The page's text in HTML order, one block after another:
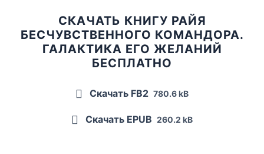
СКАЧАТЬ КНИГУ РАЙЯ
БЕСЧУВСТВЕННОГО КОМАНДОРА.
ГАЛАКТИКА ЕГО ЖЕЛАНИЙ
БЕСПЛАТНО
Скачать FB2 780.6 kB
Скачать EPUB 260.2 kB